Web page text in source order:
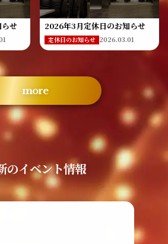
せ 2026年3月定休日のお知らせ
定休日のお知らせ 2026.03.01
more
のイベント情報